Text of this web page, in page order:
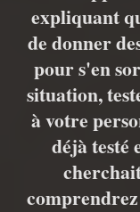
expliquant
de donner
pour s'en
situation,
à votre
déjà testé